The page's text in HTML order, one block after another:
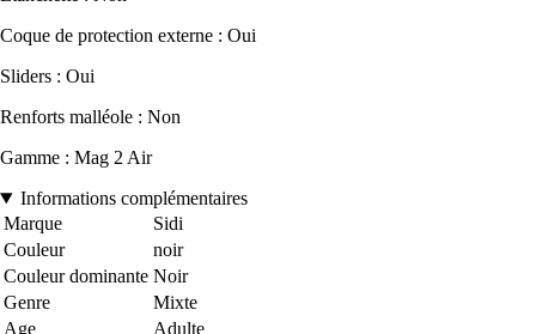
Coque de protection externe : Oui
Sliders : Oui
Renforts malléole : Non
Gamme : Mag 2 Air
Informations complémentaires
Marque
Sidi
Couleur
noir
Couleur dominante Noir
Genre
Mixte
Age
Adulte